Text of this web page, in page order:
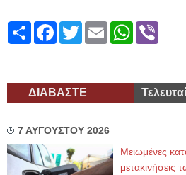
ShareFacebook
TwitterEmailWhatsApp
ΔΙΑΒΑΣΤΕ
7 ΑΥΓΟΥΣΤΟΥ 2026
Μειωμένες
μετακινήσεις